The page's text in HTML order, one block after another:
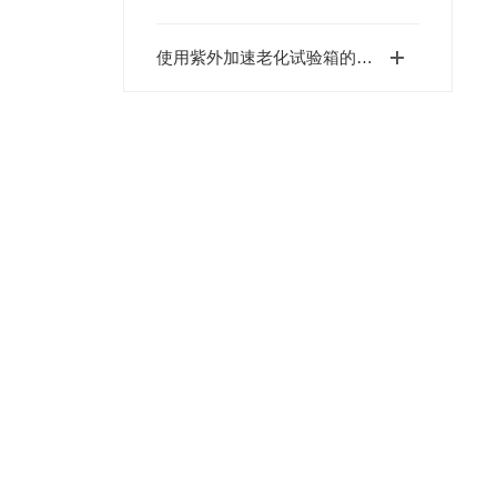
使用紫外加速老化试验箱的注意事项